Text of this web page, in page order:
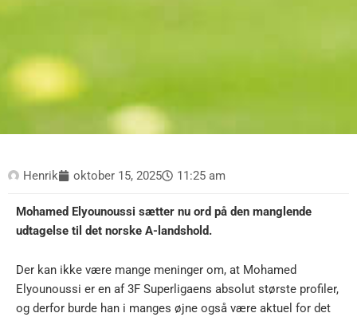
Henrik oktober 15, 2025 11:25 am
Mohamed Elyounoussi sætter nu ord på den manglende
udtagelse til det norske A-landshold.
Der kan ikke være mange meninger om, at Mohamed
Elyounoussi er en af 3F Superligaens absolut største profiler,
og derfor burde han i manges øjne også være aktuel for det